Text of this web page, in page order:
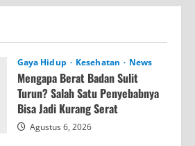
Gaya Hidup Kesehatan News
Mengapa Berat Badan Sulit
Turun? Salah Satu Penyebabnya
Bisa Jadi Kurang Serat
Agustus 6, 2026